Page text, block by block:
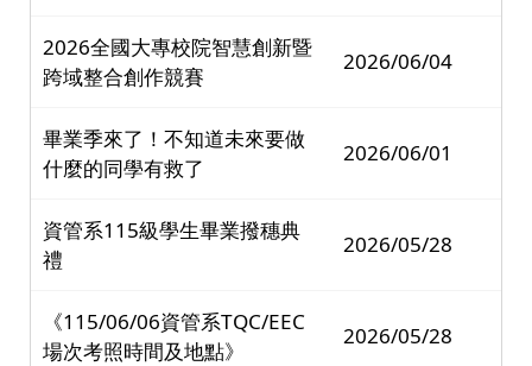
2026全國大專校院智慧創新暨
跨域整合創作競賽
2026/06/04
畢業季來了！不知道未來要做
什麼的同學有救了
2026/06/01
資管系115級學生畢業撥穗典
禮
2026/05/28
《115/06/06資管系TQC/EEC
場次考照時間及地點》
2026/05/28